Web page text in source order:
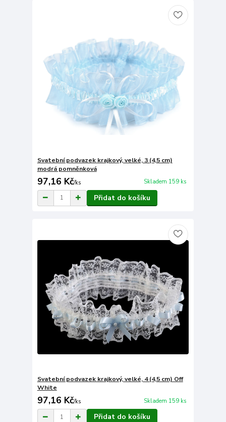
Svatební podvazek krajkový, velké, 3 (4,5 cm)
modrá pomněnková
97,16 Kč/ks Skladem 159 ks
Přidat do košíku
Svatební podvazek krajkový, velké, 4 (4,5 cm) Off
White
97,16 Kč/ks Skladem 159 ks
Přidat do košíku